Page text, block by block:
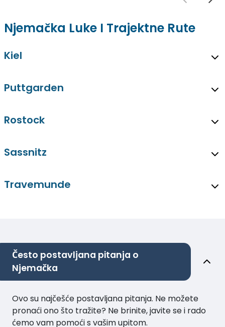
Njemačka Luke I Trajektne Rute
Kiel
Puttgarden
Rostock
Sassnitz
Travemunde
Često postavljana pitanja o
Njemačka
Ovo su najčešće postavljana pitanja. Ne možete
pronaći ono što tražite? Ne brinite, javite se i rado
ćemo vam pomoći s vašim upitom.